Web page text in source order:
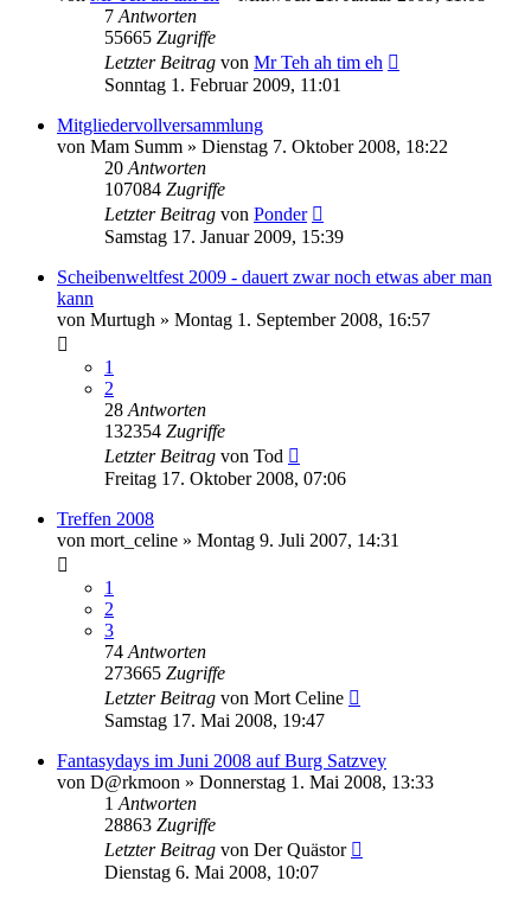
7 Antworten
55665 Zugriffe
Letzter Beitrag von Mr Teh ah tim eh
Sonntag 1. Februar 2009, 11:01
Mitgliedervollversammlung
von Mam Summ » Dienstag 7. Oktober 2008, 18:22
20 Antworten
107084 Zugriffe
Letzter Beitrag von Ponder
Samstag 17. Januar 2009, 15:39
Scheibenweltfest 2009 - dauert zwar noch etwas aber man
kann
von Murtugh » Montag 1. September 2008, 16:57
1
2
28 Antworten
132354 Zugriffe
Letzter Beitrag von Tod
Freitag 17. Oktober 2008, 07:06
Treffen 2008
von mort_celine » Montag 9. Juli 2007, 14:31
1
2
3
74 Antworten
273665 Zugriffe
Letzter Beitrag von Mort Celine
Samstag 17. Mai 2008, 19:47
Fantasydays im Juni 2008 auf Burg Satzvey
von D@rkmoon » Donnerstag 1. Mai 2008, 13:33
1 Antworten
28863 Zugriffe
Letzter Beitrag von Der Quästor
Dienstag 6. Mai 2008, 10:07